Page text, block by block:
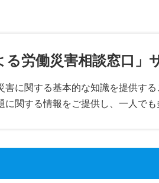
る労働災害相談窓口」
害に関する基本的な知識を提供す
に関する情報をご提供し、一人で